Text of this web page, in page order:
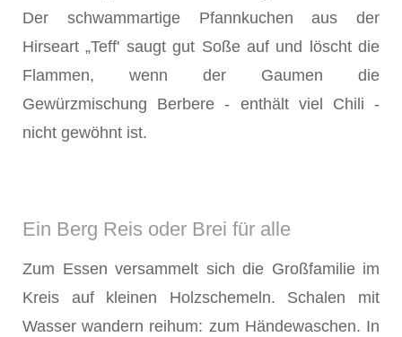
Der schwammartige Pfannkuchen aus der
Hirseart „Teff' saugt gut Soße auf und löscht die
Flammen, wenn der Gaumen die
Gewürzmischung Berbere - enthält viel Chili -
nicht gewöhnt ist.
Ein Berg Reis oder Brei für alle
Zum Essen versammelt sich die Großfamilie im
Kreis auf kleinen Holzschemeln. Schalen mit
Wasser wandern reihum: zum Händewaschen. In